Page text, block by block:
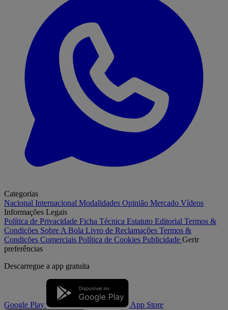
Categorias
Nacional Internacional Modalidades Opinião Mercado Vídeos
Informações Legais
Política de Privacidade Ficha Técnica Estatuto Editorial Termos &
Condições Sobre A Bola Livro de Reclamações Termos &
Condições Comerciais Política de Cookies Publicidade Gerir
preferências
Descarregue a app gratuita
Google Play App Store